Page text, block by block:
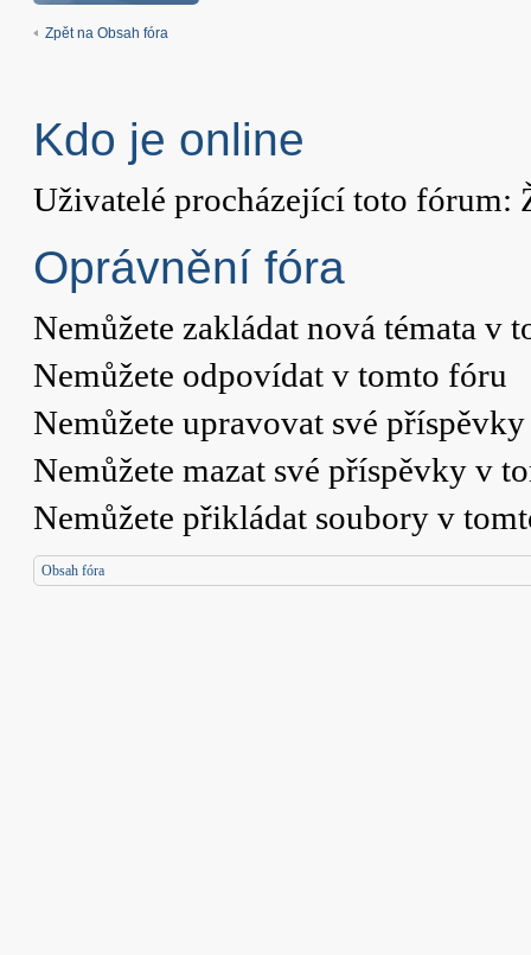
Zpět na Obsah fóra
Kdo je online
Uživatelé procházející toto fórum:
Oprávnění fóra
Nemůžete zakládat nová témata v
Nemůžete odpovídat v tomto fóru
Nemůžete upravovat své
Nemůžete mazat své příspěvky v
Nemůžete přikládat soubory v
Obsah fóra